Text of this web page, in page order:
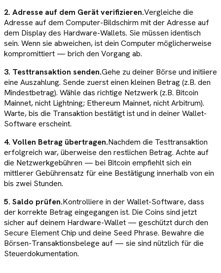
2. Adresse auf dem Gerät verifizieren.Vergleiche die
Adresse auf dem Computer-Bildschirm mit der Adresse auf
dem Display des Hardware-Wallets. Sie müssen identisch
sein. Wenn sie abweichen, ist dein Computer möglicherweise
kompromittiert — brich den Vorgang ab.
3. Testtransaktion senden.Gehe zu deiner Börse und initiiere
eine Auszahlung. Sende zuerst einen kleinen Betrag (z.B. den
Mindestbetrag). Wähle das richtige Netzwerk (z.B. Bitcoin
Mainnet, nicht Lightning; Ethereum Mainnet, nicht Arbitrum).
Warte, bis die Transaktion bestätigt ist und in deiner Wallet-
Software erscheint.
4. Vollen Betrag übertragen.Nachdem die Testtransaktion
erfolgreich war, überweise den restlichen Betrag. Achte auf
die Netzwerkgebühren — bei Bitcoin empfiehlt sich ein
mittlerer Gebührensatz für eine Bestätigung innerhalb von ein
bis zwei Stunden.
5. Saldo prüfen.Kontrolliere in der Wallet-Software, dass
der korrekte Betrag eingegangen ist. Die Coins sind jetzt
sicher auf deinem Hardware-Wallet — geschützt durch den
Secure Element Chip und deine Seed Phrase. Bewahre die
Börsen-Transaktionsbelege auf — sie sind nützlich für die
Steuerdokumentation.